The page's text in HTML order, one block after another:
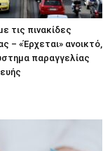
τις πινακίδες
– «Έρχεται» ανοικτό,
παραγγελίας